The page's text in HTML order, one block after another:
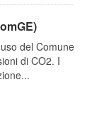
del Comune
di CO2. I